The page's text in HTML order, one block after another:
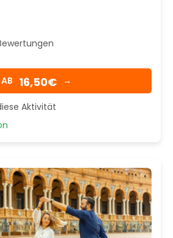
AB 16,50€ →
Aktivität